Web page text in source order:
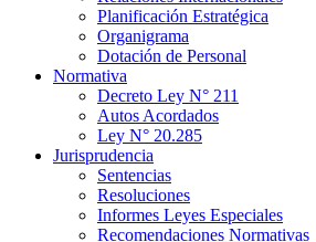
Planificación Estratégica
Organigrama
Dotación de Personal
Normativa
Decreto Ley N° 211
Autos Acordados
Ley N° 20.285
Jurisprudencia
Sentencias
Resoluciones
Informes Leyes Especiales
Recomendaciones Normativas